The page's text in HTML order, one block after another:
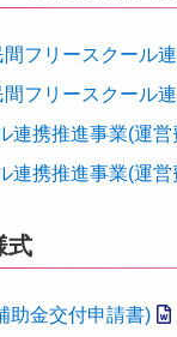
フリースクール
フリースクール
連携推進事業(運
連携推進事業(運
式
助金交付申請書)